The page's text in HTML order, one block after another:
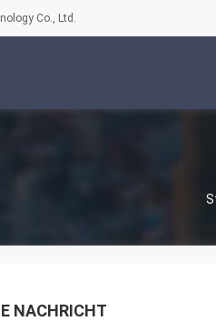
Co., Ltd.
NACHRICHT